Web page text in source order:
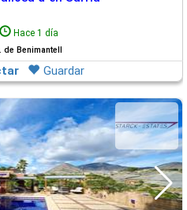
Hace 1 día
de Benimantell
Guardar